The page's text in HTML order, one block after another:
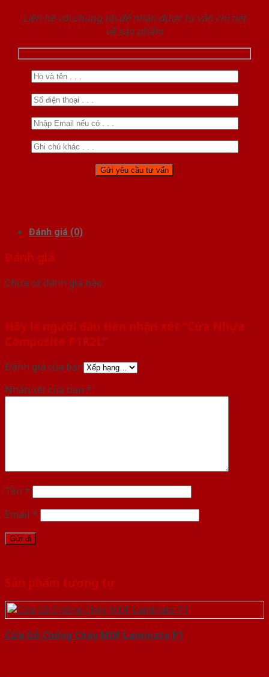
Liên hệ với chúng tôi để nhận được tư vấn chi tiết
về sản phẩm
Đánh giá (0)
Đánh giá
Chưa có đánh giá nào.
Hãy là người đầu tiên nhận xét “Cửa Nhựa
Composite P1R2L”
Đánh giá của bạn
Nhận xét của bạn *
Tên *
Email *
Sản phẩm tương tự
Cửa Gỗ Chống Cháy MDF Laminate P1